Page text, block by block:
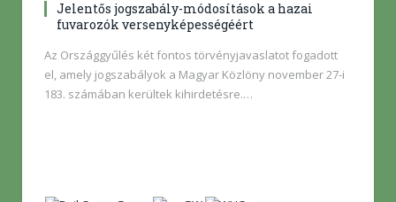
Jelentős jogszabály-módosítások a hazai
fuvarozók versenyképességéért
Az Országgyűlés két fontos törvényjavaslatot fogadott
el, amely jogszabályok a Magyar Közlöny november 27-i
183. számában kerültek kihirdetésre.…